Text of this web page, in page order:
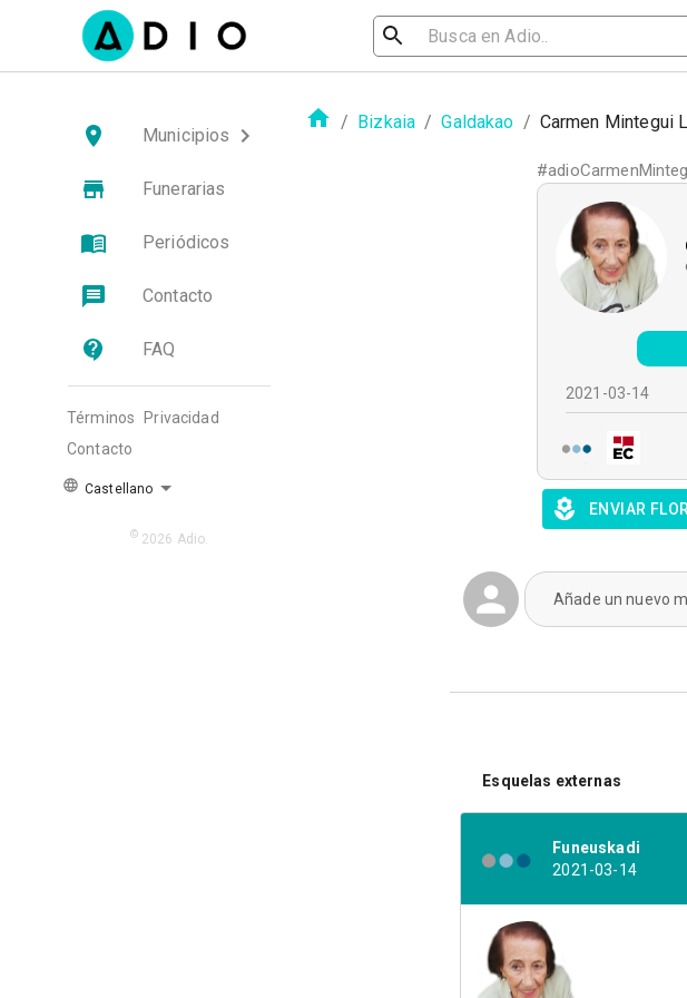
Municipios
Funerarias
Periódicos
Contacto
FAQ
Términos
Privacidad
Contacto
Castellano
© 2026 Adio.
/ Bizkaia / Galdakao / Carmen Mintegui
#
2021-03-14
ENVIAR
Añade un nuevo
Esquelas externas
Funeuskadi
2021-03-14